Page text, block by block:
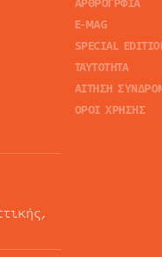
ΑΡΘΡΟΓΡΦΙΑ
E-MAG
SPECIAL
ΤΑΥΤΟΤΗΤΑ
ΑΙΤΗΣΗ
ΟΡΟΙ ΧΡΗΣΗΣ